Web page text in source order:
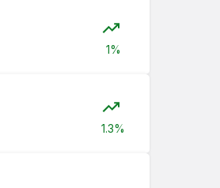
0.12%
1%
1.3%